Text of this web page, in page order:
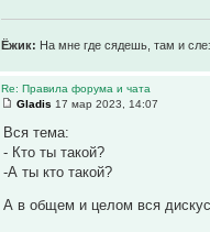
Ёжик: На мне где сядешь, там и
Re: Правила форума и чата
Gladis 17 мар 2023, 14:07
Вся тема:
- Кто ты такой?
-А ты кто такой?
А в общем и целом вся